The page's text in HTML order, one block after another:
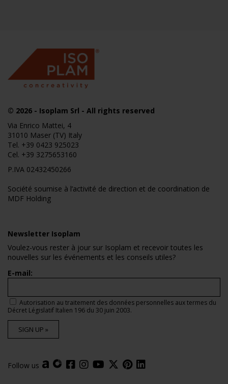
© 2026 - Isoplam Srl - All rights reserved
Via Enrico Mattei, 4
31010 Maser (TV) Italy
Tel. +39 0423 925023
Cel. +39 3275653160
P.IVA 02432450266
Société soumise à l’activité de direction et de coordination de
MDF Holding
Newsletter Isoplam
Voulez-vous rester à jour sur Isoplam et recevoir toutes les
nouvelles sur les événements et les conseils utiles?
E-mail:
Autorisation au traitement des données personnelles aux termes du
Décret Législatif Italien 196 du 30 juin 2003.
SIGN UP »
Follow us